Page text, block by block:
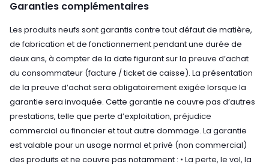
Garanties complémentaires
Les produits neufs sont garantis contre tout défaut de matière,
de fabrication et de fonctionnement pendant une durée de
deux ans, à compter de la date figurant sur la preuve d’achat
du consommateur (facture / ticket de caisse). La présentation
de la preuve d’achat sera obligatoirement exigée lorsque la
garantie sera invoquée. Cette garantie ne couvre pas d’autres
prestations, telle que perte d’exploitation, préjudice
commercial ou financier et tout autre dommage. La garantie
est valable pour un usage normal et privé (non commercial)
des produits et ne couvre pas notamment : • La perte, le vol, la